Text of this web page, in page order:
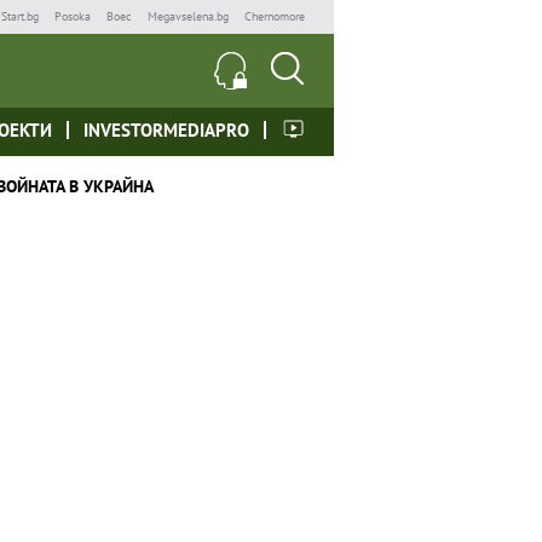
Start.bg Posoka Boec Megavselena.bg Chernomore
INVESTORMEDIAPRO
В УКРАЙНА